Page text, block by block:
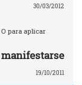
30/03/2012
para aplicar
19/10/2011